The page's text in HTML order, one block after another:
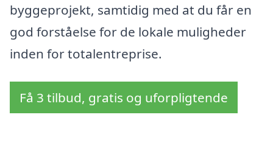
byggeprojekt, samtidig med at du får en
god forståelse for de lokale muligheder
inden for totalentreprise.
Få 3 tilbud, gratis og uforpligtende